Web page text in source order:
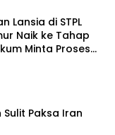
Lansia di STPL
Naik ke Tahap
Minta Proses
Intervensi
Paksa Iran